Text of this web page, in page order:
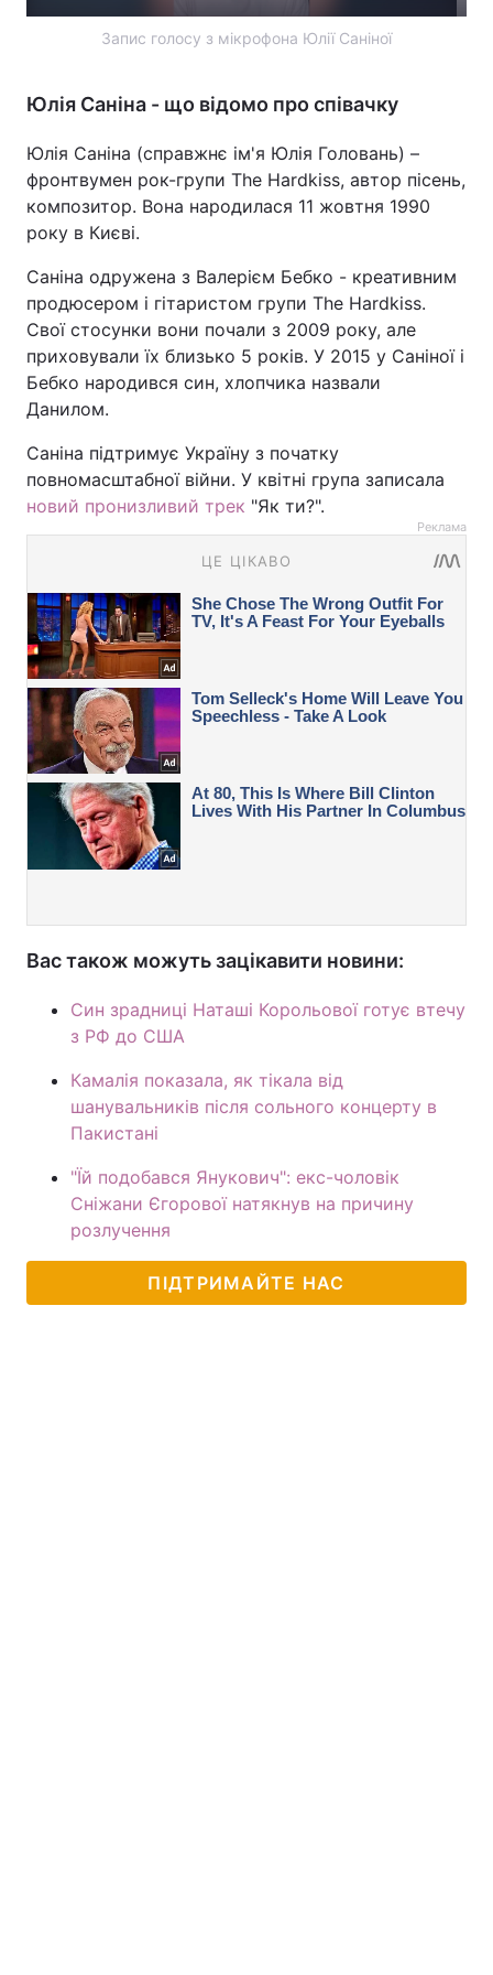
Запис голосу з мікрофона Юлії Саніної
Юлія Саніна - що відомо про співачку
Юлія Саніна (справжнє ім'я Юлія Головань) –
фронтвумен рок-групи The Hardkiss, автор пісень,
композитор. Вона народилася 11 жовтня 1990
року в Києві.
Саніна одружена з Валерієм Бебко - креативним
продюсером і гітаристом групи The Hardkiss.
Свої стосунки вони почали з 2009 року, але
приховували їх близько 5 років. У 2015 у Саніної і
Бебко народився син, хлопчика назвали
Данилом.
Саніна підтримує Україну з початку
повномасштабної війни. У квітні група записала
новий пронизливий трек "Як ти?".
Реклама
Вас також можуть зацікавити новини:
Син зрадниці Наташі Корольової готує втечу
з РФ до США
Камалія показала, як тікала від
шанувальників після сольного концерту в
Пакистані
"Їй подобався Янукович": екс-чоловік
Сніжани Єгорової натякнув на причину
розлучення
ПІДТРИМАЙТЕ НАС